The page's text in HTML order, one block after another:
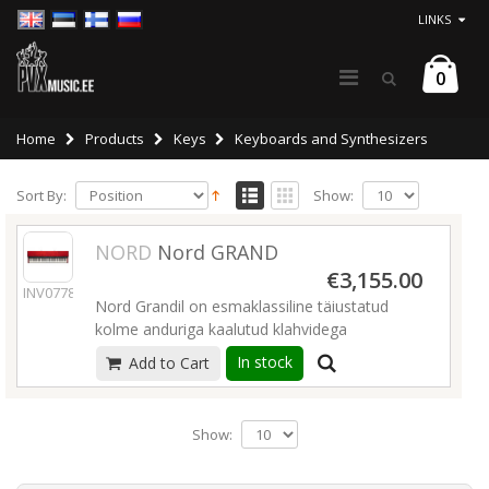
LINKS
0
Home Products Keys Keyboards and Synthesizers
Sort By: Show:
INV07785
NORD Nord GRAND
€3,155.00
Nord Grandil on esmaklassiline täiustatud
kolme anduriga kaalutud klahvidega
klaviatuur, mis jäljendavad haamrite liigutusi
erakordse täpsusega, pakkudes akustilise
tunnetust. Nordi auhinnatud live-funktsioonide
ja praktilise kasutajaliidesega kerge Nord
Add to Cart In stock
Show: